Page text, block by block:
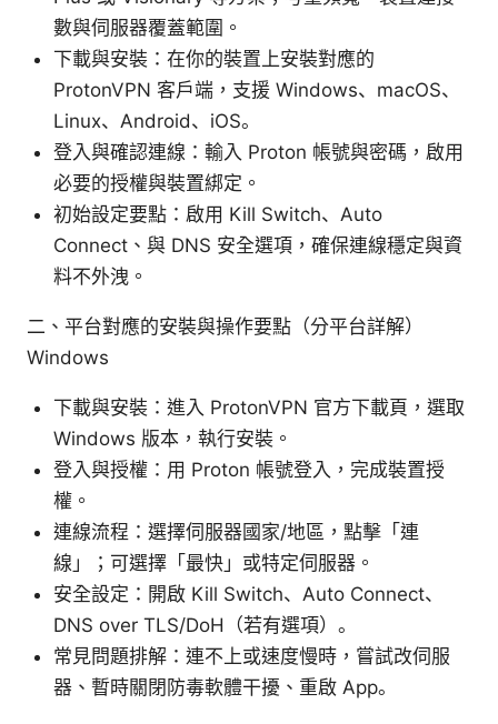
數與伺服器覆蓋範圍。
下載與安裝：在你的裝置上安裝對應的
ProtonVPN 客戶端，支援 Windows、macOS、
Linux、Android、iOS。
登入與確認連線：輸入 Proton 帳號與密碼，啟用
必要的授權與裝置綁定。
初始設定要點：啟用 Kill Switch、Auto
Connect、與 DNS 安全選項，確保連線穩定與資
料不外洩。
二、平台對應的安裝與操作要點（分平台詳解）
Windows
下載與安裝：進入 ProtonVPN 官方下載頁，選取
Windows 版本，執行安裝。
登入與授權：用 Proton 帳號登入，完成裝置授
權。
連線流程：選擇伺服器國家/地區，點擊「連
線」；可選擇「最快」或特定伺服器。
安全設定：開啟 Kill Switch、Auto Connect、
DNS over TLS/DoH（若有選項）。
常見問題排解：連不上或速度慢時，嘗試改伺服
器、暫時關閉防毒軟體干擾、重啟 App。